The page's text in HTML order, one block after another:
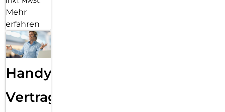
Mehr
erfahren
Handy
Vertragsabwicklung